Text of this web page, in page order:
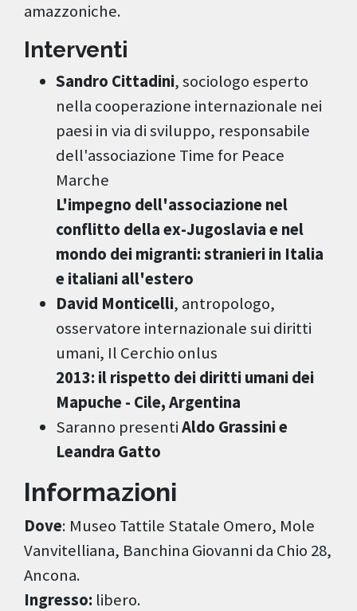
amazzoniche.
Interventi
Sandro Cittadini, sociologo esperto
nella cooperazione internazionale nei
paesi in via di sviluppo, responsabile
dell'associazione Time for Peace
Marche
L'impegno dell'associazione nel
conflitto della ex-Jugoslavia e nel
mondo dei migranti: stranieri in Italia
e italiani all'estero
David Monticelli, antropologo,
osservatore internazionale sui diritti
umani, Il Cerchio onlus
2013: il rispetto dei diritti umani dei
Mapuche - Cile, Argentina
Saranno presentiAldo Grassini e
Leandra Gatto
Informazioni
Dove: Museo Tattile Statale Omero, Mole
Vanvitelliana, Banchina Giovanni da Chio 28,
Ancona.
Ingresso: libero.